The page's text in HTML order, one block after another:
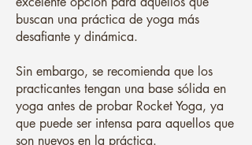
buscan una práctica de yoga más
desafiante y dinámica.
Sin embargo, se recomienda que los
practicantes tengan una base sólida en
yoga antes de probar Rocket Yoga, ya
que puede ser intensa para aquellos que
son nuevos en la práctica.